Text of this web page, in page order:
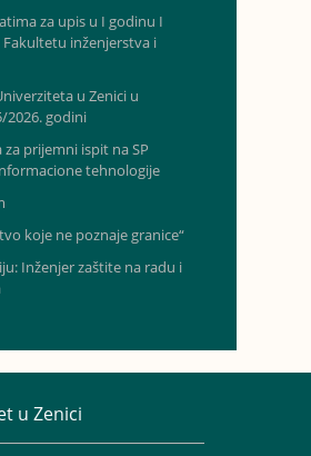
za upis u I godinu I
inženjerstva i
u Zenici u
2026. godini
prijemni ispit na SP
tehnologije
koje ne poznaje granice“
Inženjer zaštite na radu i
u Zenici